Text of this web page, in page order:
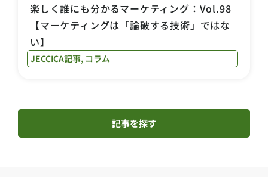
楽しく誰にも分かるマーケティング：Vol.98
【マーケティングは「論破する技術」ではな
い】
JECCICA記事, コラム
記事を探す